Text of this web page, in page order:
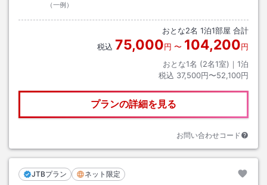
（一例）
おとな2名 1泊1部屋 合計
税込 75,000円 〜 104,200円
おとな1名 (2名1室)｜ 1泊
税込 37,500円〜52,100円
プランの詳細を見る
お問い合わせコード
JTBプラン ネット限定